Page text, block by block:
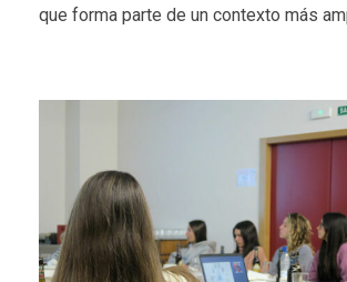
que forma parte de un contexto más